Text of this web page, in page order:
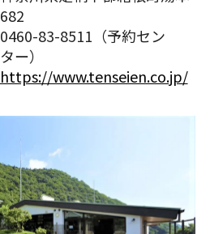
682
0460-83-8511（予約セン
ター）
https://www.tenseien.co.jp/